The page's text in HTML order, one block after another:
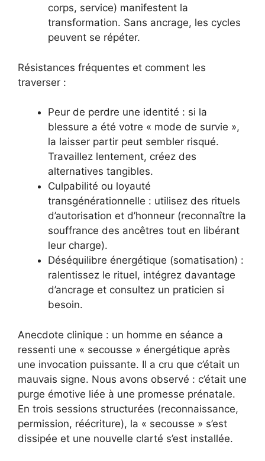
corps, service) manifestent la
transformation. Sans ancrage, les cycles
peuvent se répéter.
Résistances fréquentes et comment les
traverser :
Peur de perdre une identité : si la
blessure a été votre « mode de survie »,
la laisser partir peut sembler risqué.
Travaillez lentement, créez des
alternatives tangibles.
Culpabilité ou loyauté
transgénérationnelle : utilisez des rituels
d’autorisation et d’honneur (reconnaître la
souffrance des ancêtres tout en libérant
leur charge).
Déséquilibre énergétique (somatisation) :
ralentissez le rituel, intégrez davantage
d’ancrage et consultez un praticien si
besoin.
Anecdote clinique : un homme en séance a
ressenti une « secousse » énergétique après
une invocation puissante. Il a cru que c’était un
mauvais signe. Nous avons observé : c’était une
purge émotive liée à une promesse prénatale.
En trois sessions structurées (reconnaissance,
permission, réécriture), la « secousse » s’est
dissipée et une nouvelle clarté s’est installée.